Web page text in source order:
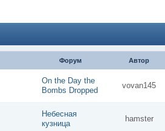
Форум Автор
On the Day the
Bombs Dropped
vovan145
Небесная
кузница
hamster